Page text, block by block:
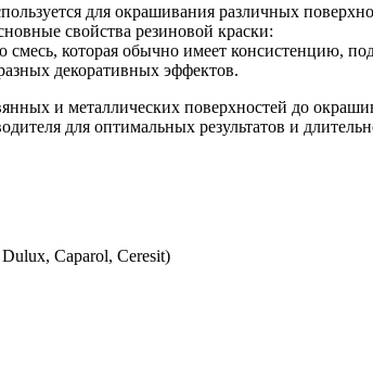
для окрашивания различных
свойства резиновой краски:
которая обычно имеет консистенцию,
декоративных эффектов.
и металлических поверхностей до
для оптимальных результатов и
Caparol, Ceresit)